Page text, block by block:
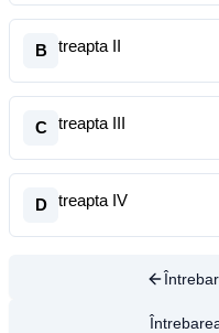
B treapta II
C treapta III
D treapta IV